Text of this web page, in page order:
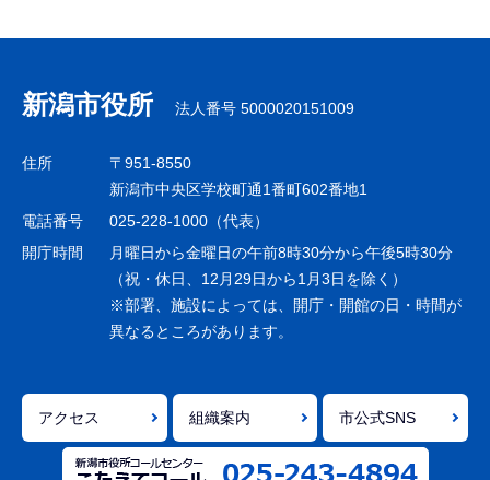
ナ
ビ
ゲ
シ
ョ
で
新潟市役所 法人番号 5000020151009
住所
〒951-8550
新潟市中央区学校町通1番町602番地1
電話番号
025-228-1000（代表）
開庁時間
月曜日から金曜日の午前8時30分から午後5時30分
（祝・休日、12月29日から1月3日を除く）
※部署、施設によっては、開庁・開館の日・時間が
異なるところがあります。
アクセス 組織案内 市公式SNS